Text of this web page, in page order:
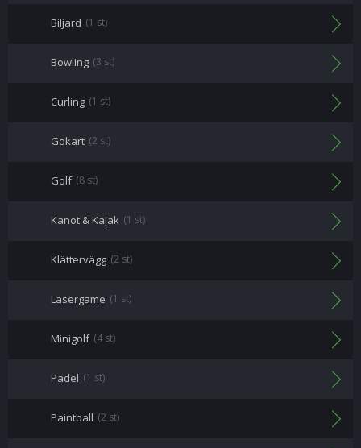
Biljard (1 st)
Bowling (3 st)
Curling (1 st)
Gokart (2 st)
Golf (8 st)
Kanot & Kajak (1 st)
Klättervägg (2 st)
Lasergame (1 st)
Minigolf (4 st)
Padel (1 st)
Paintball (2 st)